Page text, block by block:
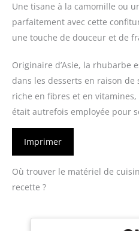
Une tisane à la camomille ou
parfaitement avec cette
une touche de douceur et de
Originaire d’Asie, la rhubarbe
dans les desserts en raison de
riche en fibres et en
était autrefois employée pour
Imprimer
Où trouver le matériel de
recette ?